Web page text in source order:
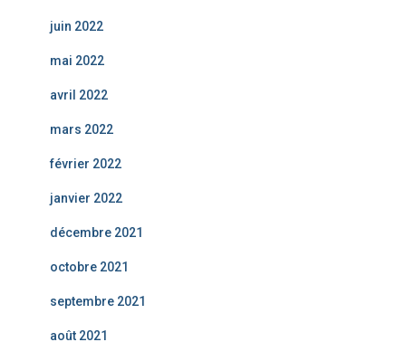
juin 2022
mai 2022
avril 2022
mars 2022
février 2022
janvier 2022
décembre 2021
octobre 2021
septembre 2021
août 2021